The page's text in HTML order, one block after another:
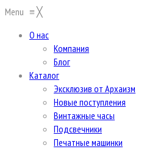
Menu ≡╳
О нас
Компания
Блог
Каталог
Эксклюзив от Архаизм
Новые поступления
Винтажные часы
Подсвечники
Печатные машинки